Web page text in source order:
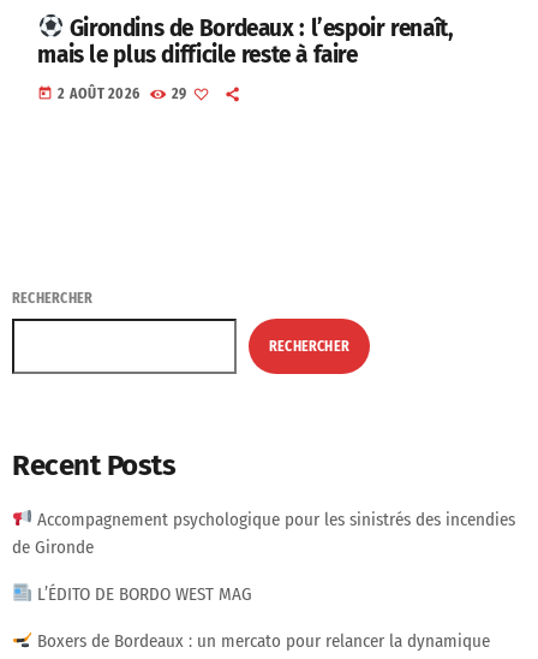
Girondins de Bordeaux : l’espoir renaît,
mais le plus difficile reste à faire
today 2 AOÛT 2026 29
RECHERCHER
RECHERCHER
Recent Posts
Accompagnement psychologique pour les sinistrés des incendies
de Gironde
L’ÉDITO DE BORDO WEST MAG
Boxers de Bordeaux : un mercato pour relancer la dynamique